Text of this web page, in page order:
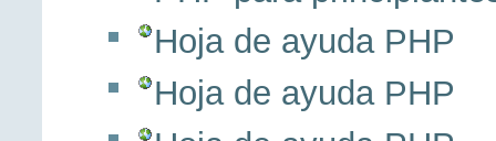
Hoja de ayuda PHP
Hoja de ayuda PHP